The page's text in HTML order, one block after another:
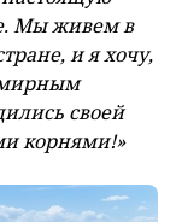
Мы живем в
и я хочу,
мирным
своей
корнями!»